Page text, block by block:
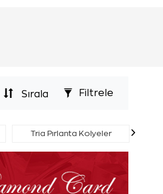
Sırala Filtrele
Tria Pırlanta Kolyeler